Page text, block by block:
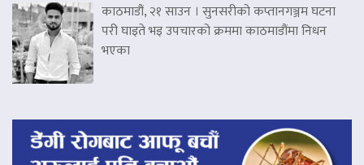
काठमाडौं, २१ साउन । सुनसरीको कप्तानगञ्जम घटना
परी घाइते भइ उपचारको क्रममा काठमाडौंमा निधन
भएका